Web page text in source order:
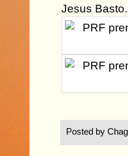
Jesus Basto.
Posted by